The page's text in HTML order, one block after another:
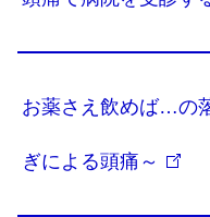
お薬さえ飲めば…の
ぎによる頭痛～